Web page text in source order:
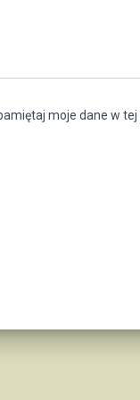
moje dane w